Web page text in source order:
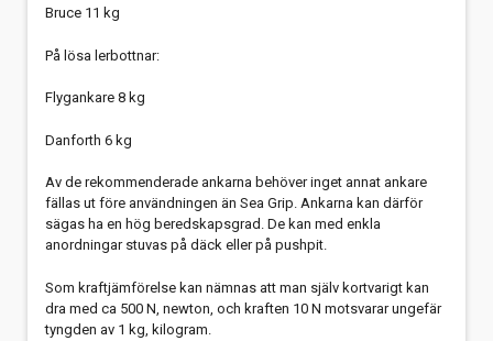
Bruce 11 kg
På lösa lerbottnar:
Flygankare 8 kg
Danforth 6 kg
Av de rekommenderade ankarna behöver inget annat ankare
fällas ut före användningen än Sea Grip. Ankarna kan därför
sägas ha en hög beredskapsgrad. De kan med enkla
anordningar stuvas på däck eller på pushpit.
Som kraftjämförelse kan nämnas att man själv kortvarigt kan
dra med ca 500 N, newton, och kraften 10 N motsvarar ungefär
tyngden av 1 kg, kilogram.